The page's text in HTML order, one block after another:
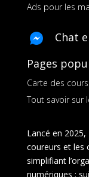
Ads pour les
Chat
Pages
Carte des
Tout savoir sur
Lancé en
coureurs et les
simplifiant
numériques :